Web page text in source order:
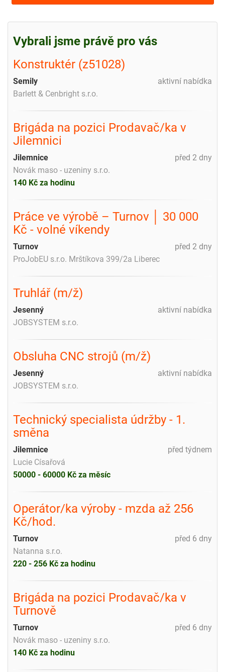
Vybrali jsme právě pro vás
Konstruktér (z51028)
aktivní nabídka
Semily
Barlett & Cenbright s.r.o.
Brigáda na pozici Prodavač/ka v
Jilemnici
před 2 dny
Jilemnice
Novák maso - uzeniny s.r.o.
140 Kč za hodinu
Práce ve výrobě – Turnov │ 30 000
Kč - volné víkendy
před 2 dny
Turnov
ProJobEU s.r.o. Mrštíkova 399/2a Liberec
Truhlář (m/ž)
aktivní nabídka
Jesenný
JOBSYSTEM s.r.o.
Obsluha CNC strojů (m/ž)
aktivní nabídka
Jesenný
JOBSYSTEM s.r.o.
Technický specialista údržby - 1.
směna
před týdnem
Jilemnice
Lucie Císařová
50000 - 60000 Kč za měsíc
Operátor/ka výroby - mzda až 256
Kč/hod.
před 6 dny
Turnov
Natanna s.r.o.
220 - 256 Kč za hodinu
Brigáda na pozici Prodavač/ka v
Turnově
před 6 dny
Turnov
Novák maso - uzeniny s.r.o.
140 Kč za hodinu